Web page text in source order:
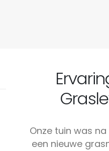
Onze tuin was
een nieuwe